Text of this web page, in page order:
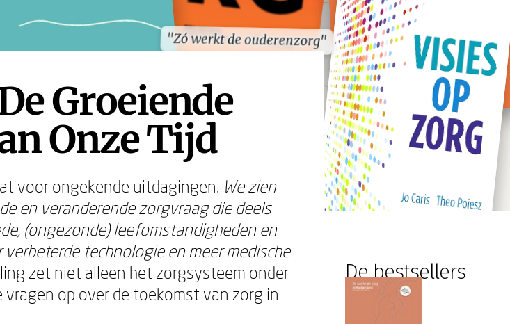
"Zó werkt de ouderenzorg"
"Zó werkt de ouderenzorg"
Groeiende
Onze Tijd
voor ongekende uitdagingen. We zien
en veranderende zorgvraag die deels
(ongezonde) leefomstandigheden en
technologie en meer medische
zet niet alleen het zorgsysteem onder
op over de toekomst van zorg in
De bestsellers